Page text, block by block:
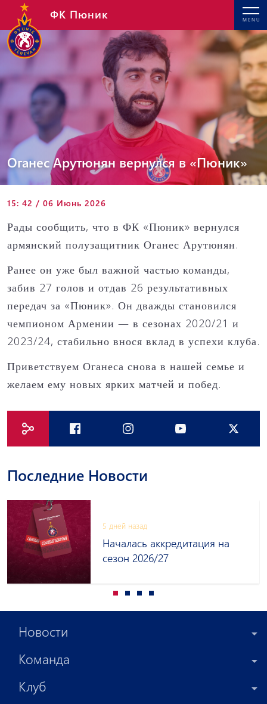
MENU
ФК Пюник
Оганес Арутюнян вернулся в «Пюник»
15: 42 / 06 Июнь 2026
Рады сообщить, что в ФК «Пюник» вернулся
армянский полузащитник Оганес Арутюнян.
Ранее он уже был важной частью команды,
забив 27 голов и отдав 26 результативных
передач за «Пюник». Он дважды становился
чемпионом Армении — в сезонах 2020/21 и
2023/24, стабильно внося вклад в успехи клуба.
Приветствуем Оганеса снова в нашей семье и
желаем ему новых ярких матчей и побед.
Последние Новости
5 дней назад
Началась аккредитация на
сезон 2026/27
Новости
Команда
Клуб